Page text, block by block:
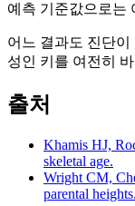
예측 기준값으로는
어느 결과도 진단
성인 키를 여전히
출처
Khamis HJ,
skeletal age.
Wright CM,
parental heights.